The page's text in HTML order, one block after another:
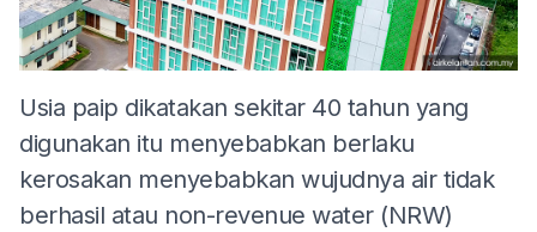
Usia paip dikatakan sekitar 40 tahun yang
digunakan itu menyebabkan berlaku
kerosakan menyebabkan wujudnya air tidak
berhasil atau non-revenue water (NRW)